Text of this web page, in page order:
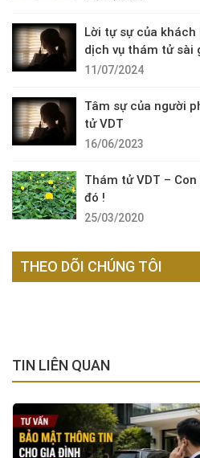
Lời tự sự của
dịch vụ thám tử sài
11/07/2024
Tâm sự của người
tử VDT
16/06/2023
Thám tử VDT –
đó !
25/03/2020
THEO DÕI CHÚNG TÔI
TIN LIÊN QUAN